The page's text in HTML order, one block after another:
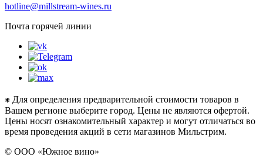
hotline@millstream-wines.ru
Почта горячей линии
⁕ Для определения предварительной стоимости товаров в
Вашем регионе выберите город. Цены не являются офертой.
Цены носят ознакомительный характер и могут отличаться во
время проведения акций в сети магазинов Мильстрим.
© ООО «Южное вино»